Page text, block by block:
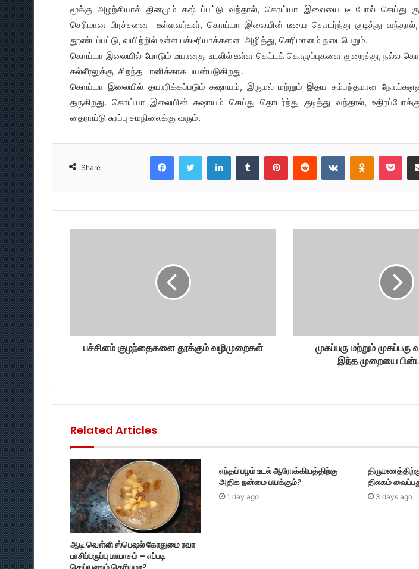
மூக்கு அழற்சியால் தினமும் கஷ்டப்பட்டு வந்தால், கொய்யா இலையை டீ போல் செய்து
செரிமான பிரச்சனை உள்ளவர்கள், கொய்யா இலையின் டீயை தொடர்ந்து குடித்து
தூண்டப்பட்டு, வயிற்றில் உள்ள பக்டீரியாக்களை அழித்து, செரிமானம் நடைபெறும்.
கொய்யா இலையில் போடும் டீயானது உடலில் உள்ள கெட்டக் கொழுப்புகளை குறைத்து, நல்ல
கல்லீரலுக்கு சிறந்த டானிக்காக பயன்படுகிறது.
கொய்யா இலையில் தயாரிக்கப்படும் கஷாயம், இருமல் மற்றும் இதய சம்பந்தமான
தருகிறது. கொய்யா இலையின் கஷாயம் செய்து தொடர்ந்து குடித்து வந்தால்,
தைராய்டு சுரப்பு சமநிலைக்கு வரும்.
Share
FacebookTwitter LinkedInTumblr PinterestReddit VKontakte
பச்சிளம் குழந்தைகளை தூக்கும் வழிமுறைகள்
முகப்பரு மற்றும்
இந்த முறையை
Related Articles
ஆடி வெள்ளி ஸ்பெஷல் கோதுமை ரவா
பாசிப்பருப்பு பாயாசம் – எப்படி
எந்தப் பழம் உடல் ஆரோக்கியத்திற்கு
அதிக நன்மை பயக்கும்?
1 day ago
திலகம்
3 days ago